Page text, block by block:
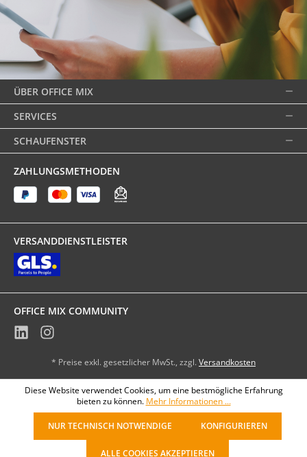
ÜBER OFFICE MIX
SERVICES
SCHAUFENSTER
ZAHLUNGSMETHODEN
VERSANDDIENSTLEISTER
OFFICE MIX COMMUNITY
* Preise exkl. gesetzlicher MwSt., zzgl. Versandkosten
Diese Website verwendet Cookies, um eine bestmögliche Erfahrung
bieten zu können. Mehr Informationen ...
NUR TECHNISCH NOTWENDIGE KONFIGURIEREN
ALLE COOKIES AKZEPTIEREN